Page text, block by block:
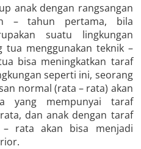
anak dengan rangsangan
– tahun pertama, bila
suatu lingkungan
tua menggunakan teknik –
bisa meningkatkan taraf
seperti ini, seorang
normal (rata – rata) akan
yang mempunyai taraf
dan anak dengan taraf
rata akan bisa menjadi